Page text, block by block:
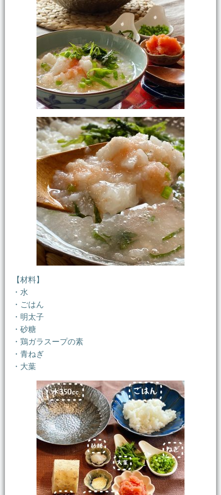
【材料】
・水
・ごはん
・明太子
・砂糖
・鶏ガラスープの素
・青ねぎ
・大葉